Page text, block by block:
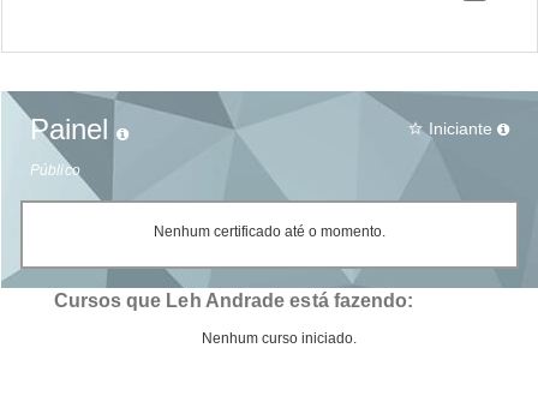
Painel
Público
star_border Iniciante
Nenhum certificado até o momento.
Cursos que Leh Andrade está fazendo:
Nenhum curso iniciado.